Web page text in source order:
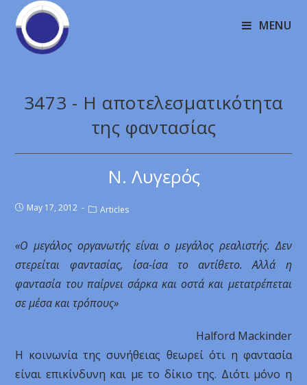
MENU
3473 - Η αποτελεσματικότητα
της φαντασίας
Ν. Λυγερός
May 17, 2012 Articles
«Ο μεγάλος οργανωτής είναι ο μεγάλος ρεαλιστής. Δεν
στερείται φαντασίας, ίσα-ίσα το αντίθετο. Αλλά η
φαντασία του παίρνει σάρκα και οστά και μετατρέπεται
σε μέσα και τρόπους»
Halford Mackinder
Η κοινωνία της συνήθειας θεωρεί ότι η φαντασία
είναι επικίνδυνη και με το δίκιο της. Διότι μόνο η